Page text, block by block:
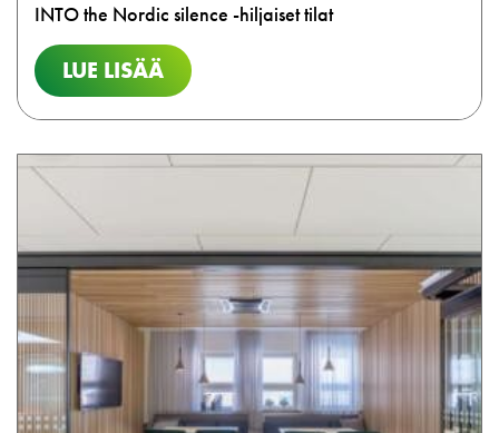
INTO the Nordic silence -hiljaiset tilat
LUE LISÄÄ